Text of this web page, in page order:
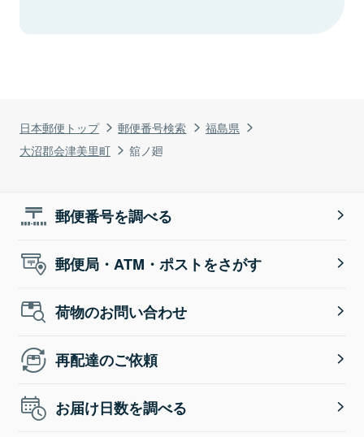
日本郵便トップ 郵便番号検索
福島県
大沼郡会津美里町
舘ノ廻
郵便番号を調べる
郵便局・ATM・ポストをさがす
荷物のお問い合わせ
再配達のご依頼
お届け日数を調べる